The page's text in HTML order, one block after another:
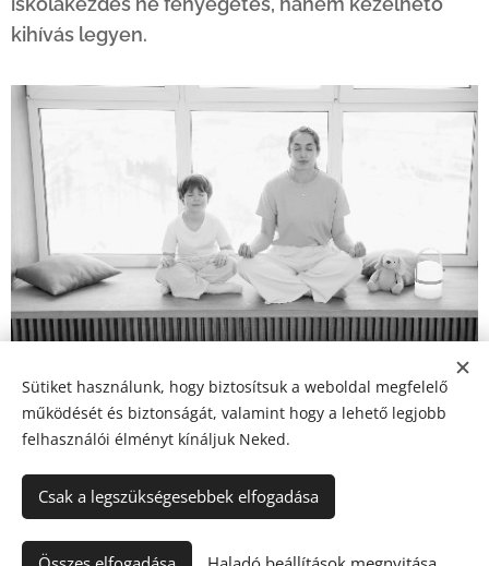
kihívás legyen.
Share
© 2024 Minden jog fenntartva
Naturshopwebaruhaz.hu Sütik
Sütiket használunk, hogy biztosítsuk a weboldal megfelelő
működését és biztonságát, valamint hogy a lehető legjobb
felhasználói élményt kínáljuk Neked.
Csak a legszükségesebbek elfogadása